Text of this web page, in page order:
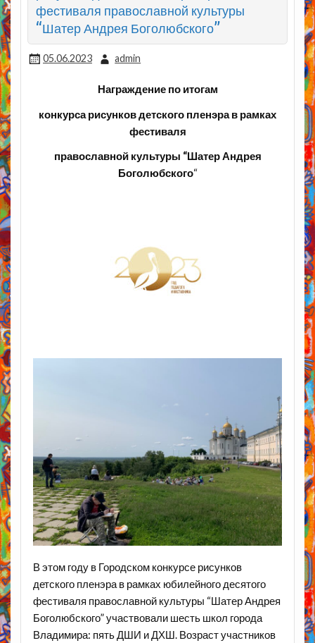
фестиваля православной культуры
“Шатер Андрея Боголюбского”
05.06.2023 admin
Награждение по итогам
конкурса рисунков детского пленэра в рамках
фестиваля
православной культуры “Шатер Андрея
Боголюбского“
В этом году в Городском конкурсе рисунков
детского пленэра в рамках юбилейного десятого
фестиваля православной культуры “Шатер Андрея
Боголюбского” участвовали шесть школ города
Владимира: пять ДШИ и ДХШ. Возраст участников